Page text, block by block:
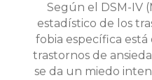
Según el DSM-IV
estadístico de los
fobia específica
trastornos de
se da un miedo